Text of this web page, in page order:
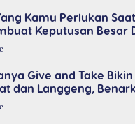
Kamu Perlukan
Keputusan Besar
Give and Take
dan Langgeng,